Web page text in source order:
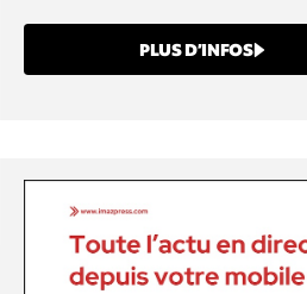
PLUS D’INFOS